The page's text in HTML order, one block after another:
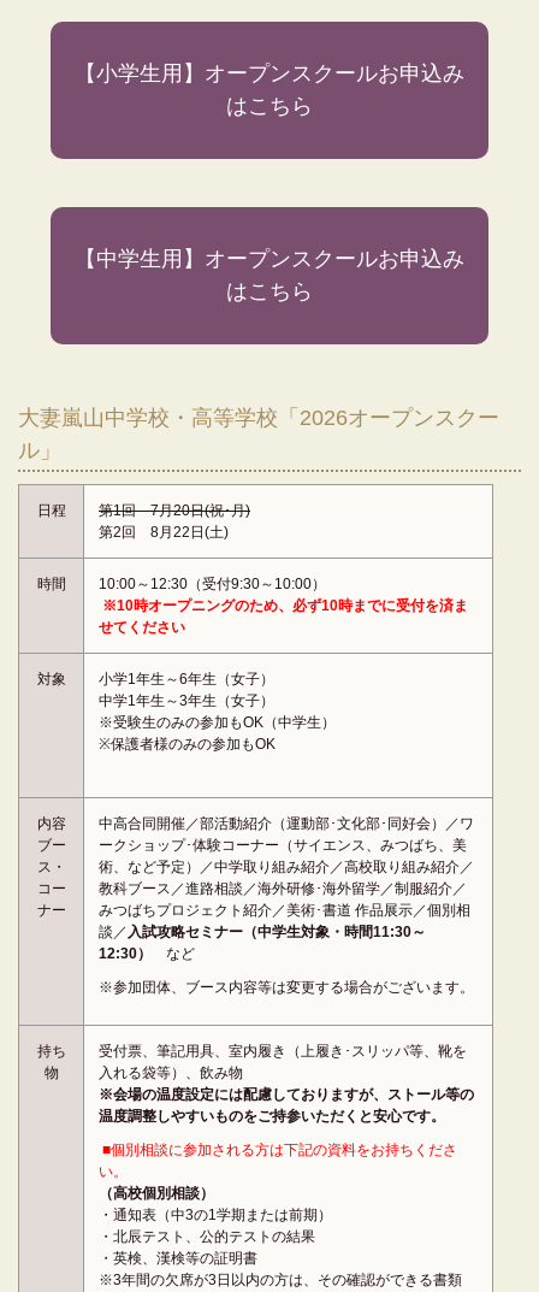
【小学生用】オープンスクールお申込み
はこちら
【中学生用】オープンスクールお申込み
はこちら
大妻嵐山中学校・高等学校「2026オープンスクー
ル」
日程
第1回 7月20日(祝･月)
第2回 8月22日(土)
時間
10:00～12:30（受付9:30～10:00）
※10時オープニングのため、必ず10時までに受付を済ま
せてください
対象
小学1年生～6年生（女子）
中学1年生～3年生（女子）
※受験生のみの参加もOK（中学生）
※保護者様のみの参加もOK
内容
ブー
ス・
コー
ナー
中高合同開催／部活動紹介（運動部･文化部･同好会）／ワ
ークショップ･体験コーナー（サイエンス、みつばち、美
術、など予定）／中学取り組み紹介／高校取り組み紹介／
教科ブース／進路相談／海外研修･海外留学／制服紹介／
みつばちプロジェクト紹介／美術･書道 作品展示／個別相
談／ 入試攻略セミナー（中学生対象・時間11:30～
12:30）
など
※参加団体、ブース内容等は変更する場合がございます。
持ち
物
受付票、筆記用具、室内履き（上履き･スリッパ等、靴を
入れる袋等）、飲み物
※会場の温度設定には配慮しておりますが、ストール等の
温度調整しやすいものをご持参いただくと安心です。
■個別相談に参加される方は下記の資料をお持ちくださ
い。
（高校個別相談）
・通知表（中3の1学期または前期）
・北辰テスト、公的テストの結果
・英検、漢検等の証明書
※3年間の欠席が3日以内の方は、その確認ができる書類